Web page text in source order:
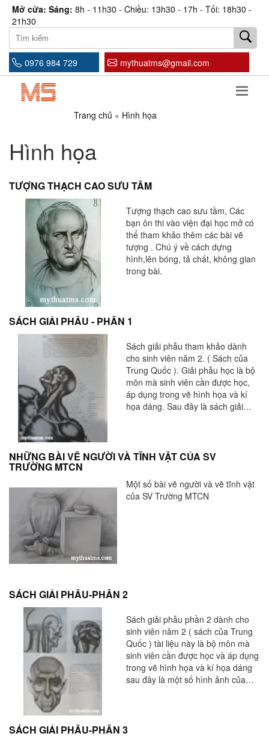
Mở cửa: Sáng: 8h - 11h30 - Chiều: 13h30 - 17h - Tối: 18h30 -
21h30
0976 984 729 mythuatms@gmail.com
Trang chủ » Hình họa
Hình họa
TƯỢNG THẠCH CAO SƯU TẦM
Tượng thạch cao sưu tầm, Các
bạn ôn thi vào viện đại học mở có
thể tham khảo thêm các bài vẽ
tượng . Chú ý về cách dựng
hình,lên bóng, tả chất, không gian
trong bài.
SÁCH GIẢI PHẪU - PHẦN 1
Sách giải phẫu tham khảo dành
cho sinh viên năm 2. ( Sách của
Trung Quốc ). Giải phẫu học là bộ
môn mà sinh viên cần được học,
áp dụng trong vẽ hình họa và kí
họa dáng. Sau đây là sách giải
NHỮNG BÀI VẼ NGƯỜI VÀ TĨNH VẬT CỦA SV
TRƯỜNG MTCN
Một số bài vẽ người và vẽ tĩnh vật
của SV Trường MTCN
SÁCH GIẢI PHẪU-PHẦN 2
Sách giải phẫu phần 2 dành cho
sinh viên năm 2 ( sách của Trung
Quốc ) tài liệu này là bộ môn mà
sinh viên cần được học và áp dụng
trong vẽ hình họa và kí họa dáng
sau đây là một số hình ảnh của
SÁCH GIẢI PHẪU-PHẦN 3